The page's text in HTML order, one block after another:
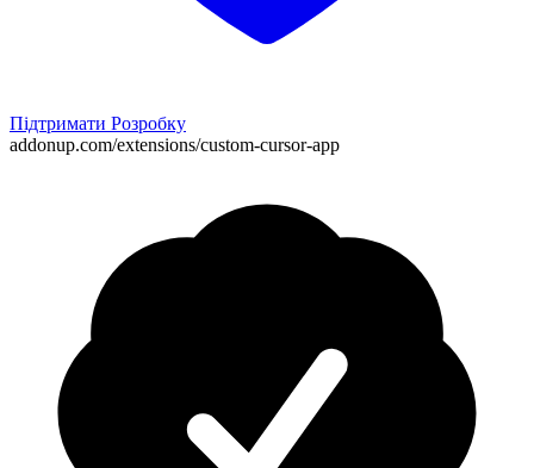
Підтримати Розробку
addonup.com/extensions/custom-cursor-app